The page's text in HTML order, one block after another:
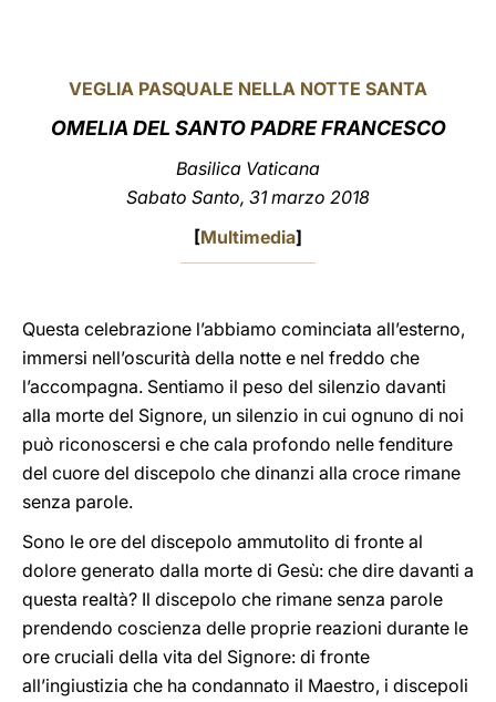
中文
VEGLIA PASQUALE NELLA NOTTE SANTA
OMELIA DEL SANTO PADRE FRANCESCO
Basilica Vaticana
Sabato Santo, 31 marzo 2018
[Multimedia]
Questa celebrazione l’abbiamo cominciata all’esterno,
immersi nell’oscurità della notte e nel freddo che
l’accompagna. Sentiamo il peso del silenzio davanti
alla morte del Signore, un silenzio in cui ognuno di noi
può riconoscersi e che cala profondo nelle fenditure
del cuore del discepolo che dinanzi alla croce rimane
senza parole.
Sono le ore del discepolo ammutolito di fronte al
dolore generato dalla morte di Gesù: che dire davanti a
questa realtà? Il discepolo che rimane senza parole
prendendo coscienza delle proprie reazioni durante le
ore cruciali della vita del Signore: di fronte
all’ingiustizia che ha condannato il Maestro, i discepoli